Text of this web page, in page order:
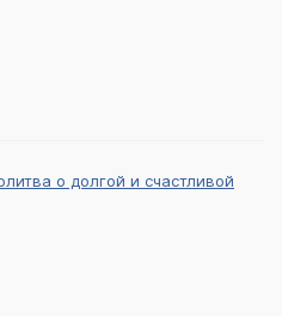
о долгой и счастливой